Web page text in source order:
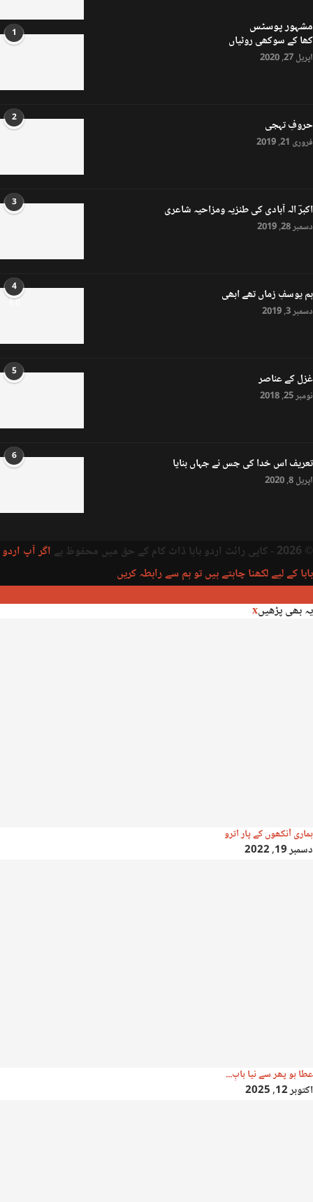
مشہور پوسٹس 1 کھا کے سوکھی روٹیاں
اپریل 27, 2020
2 حروفِ تہجی
فروری 21, 2019
3 اکبرؔ الہ آبادی کی طنزیہ ومزاحیہ شاعری
دسمبر 28, 2019
4
8.0 ہم یوسفِ زماں تھے ابھی
دسمبر 3, 2019
5 غزل کے عناصر
نومبر 25, 2018
6 تعریف اس خدا کی جس نے جہاں بنایا
اپریل 8, 2020
© 2026 - کاپی رائٹ اردو بابا ڈاٹ کام کے حق میں محفوظ ہے
اگر آپ اردو
بابا کے لیے لکھنا چاہتے ہیں تو ہم سے رابطہ کریں
یہ بھی پڑھیںx
ہماری آنکھوں کے پار اترو
دسمبر 19, 2022
عطا ہو پھر سے نیا بابِ...
اکتوبر 12, 2025